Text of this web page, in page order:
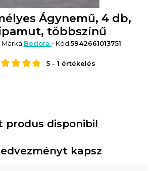
Ágynemű, 4 db,
többszínű
Márka Bedora • Kód5942661013751
5- 1 értékelés
produs disponibil
kapsz